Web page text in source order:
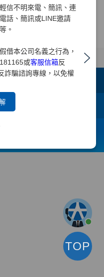
信不明來電、簡訊、連
話、簡訊或LINE邀請
。
借本公司名義之行為，
或客服信箱反
詐騙諮詢專線，以免權
TOP